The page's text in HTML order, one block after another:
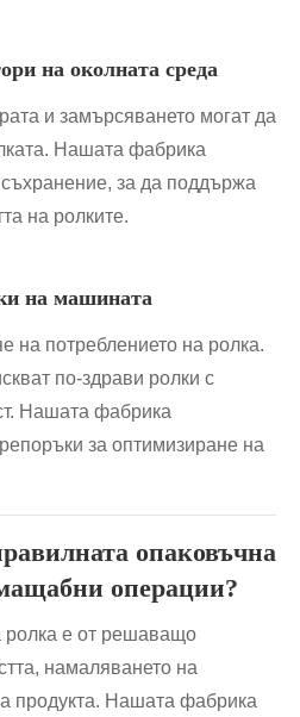
на околната среда
и замърсяването могат да
Нашата фабрика
за да поддържа
на ролките.
на машината
на потреблението на ролка.
по-здрави ролки с
Нашата фабрика
за оптимизиране на
опаковъчна
операции?
ролка е от решаващо
намаляването на
продукта. Нашата фабрика